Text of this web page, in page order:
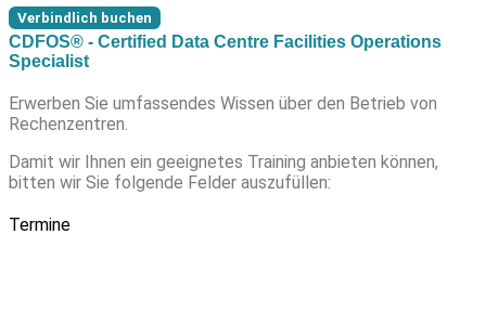
Verbindlich buchen
CDFOS® - Certified Data Centre Facilities Operations
Specialist
Erwerben Sie umfassendes Wissen über den Betrieb von
Rechenzentren.
Damit wir Ihnen ein geeignetes Training anbieten können,
bitten wir Sie folgende Felder auszufüllen:
Termine